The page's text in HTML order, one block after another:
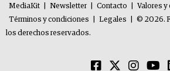
MediaKit Newsletter Contacto Valores y
Términos y condiciones
Legales
© 2026.
los derechos reservados.